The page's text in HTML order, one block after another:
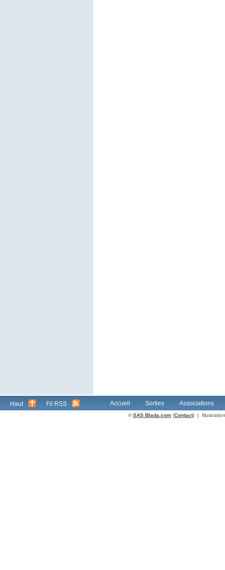
Haut Fil RSS Accueil Sorties Associations
©SAS Blada.com(Contact) |